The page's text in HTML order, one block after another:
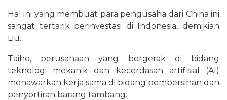
Hal ini yang membuat para pengusaha dari China ini
sangat tertarik berinvestasi di Indonesia, demikian
Liu.
Taiho, perusahaan yang bergerak di bidang
teknologi mekanik dan kecerdasan artifisial (AI)
menawarkan kerja sama di bidang pembersihan dan
penyortiran barang tambang.